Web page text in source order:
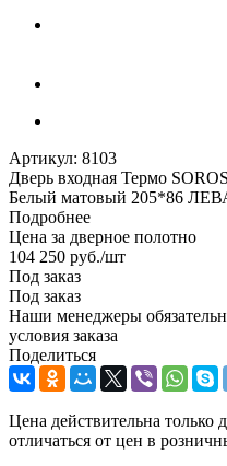
Артикул: 8103
Дверь входная Термо
Белый матовый 205*86
Подробнее
Цена за дверное полотно
104 250 руб./шт
Под заказ
Под заказ
Наши менеджеры
условия заказа
Поделиться
Цена действительна только
отличаться от цен в